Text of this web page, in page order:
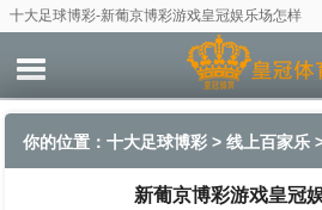
十大足球博彩-新葡京博彩游戏皇冠娱乐场怎样
（www.crowncitybettingzonezone.com）
你的位置：十大足球博彩 >线上百家乐
乐场怎样（
新葡京博彩游戏皇冠